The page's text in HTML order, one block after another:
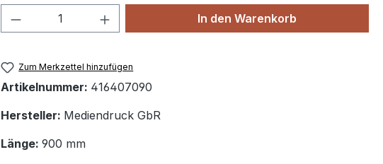
Produkt Anzahl: Gib den gewünschten Wert
In den Warenkorb
Zum Merkzettel hinzufügen
Artikelnummer: 416407090
Hersteller: Mediendruck GbR
Länge: 900 mm